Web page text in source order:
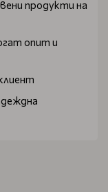
продукти на
опит и